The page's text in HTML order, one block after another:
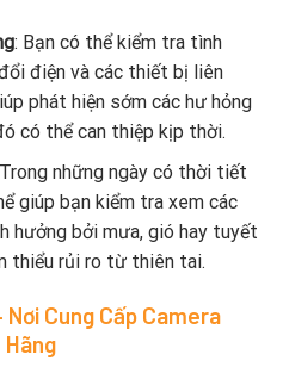
: Bạn có thể kiểm tra tình
điện và các thiết bị liên
phát hiện sớm các hư hỏng
có thể can thiệp kịp thời.
những ngày có thời tiết
giúp bạn kiểm tra xem các
hưởng bởi mưa, gió hay tuyết
thiểu rủi ro từ thiên tai.
Cung Cấp Camera
Hãng